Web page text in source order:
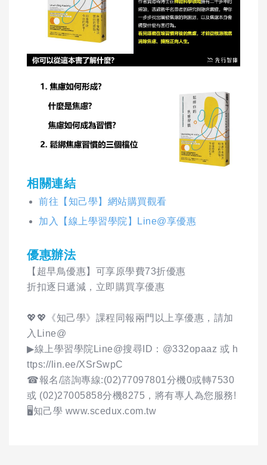
相關連結
前往【知己學】網站購買觀看
加入【線上學習學院】Line@享優惠
優惠辦法
【超早鳥優惠】可享原學費73折優惠
折扣逐日遞減，立即購買享優惠
💖💖《知己學》課程同報兩門以上享優惠，請加
入Line@
▶線上學習學院Line@搜尋ID：@332opaaz 或 h
ttps://lin.ee/XSrSwpC
☎報名/諮詢專線:(02)77097801分機0或轉7530
或 (02)27005858分機8275，將有專人為您服務!
🖥️知己學 www.scedux.com.tw